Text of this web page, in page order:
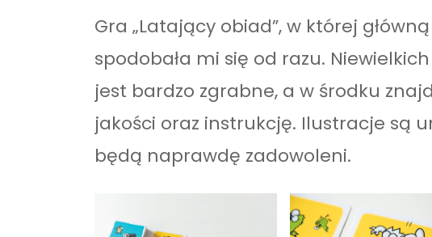
Gra „Latający obiad”, w której
spodobała mi się od razu.
jest bardzo zgrabne, a w środku
jakości oraz instrukcję. Ilustracje są
będą naprawdę zadowoleni.